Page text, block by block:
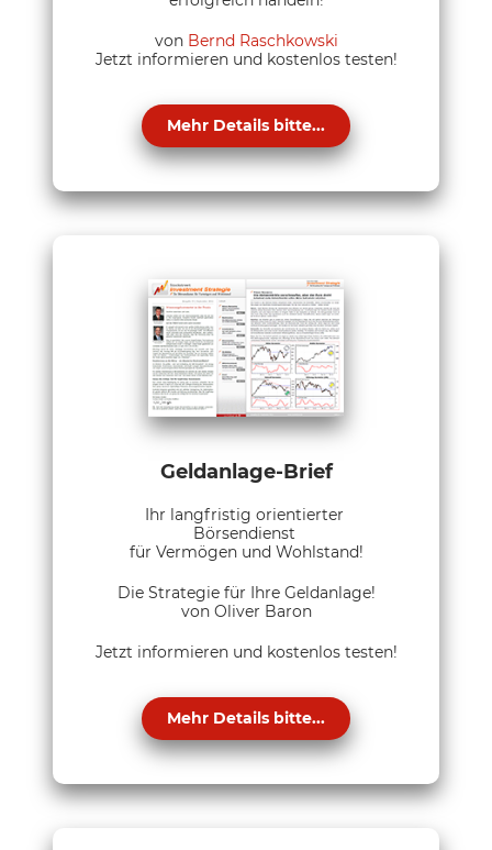
von Bernd Raschkowski
Jetzt informieren und kostenlos testen!
Mehr Details bitte...
Geldanlage-Brief
Ihr langfristig orientierter
Börsendienst
für Vermögen und Wohlstand!
Die Strategie für Ihre Geldanlage!
von Oliver Baron
Jetzt informieren und kostenlos testen!
Mehr Details bitte...